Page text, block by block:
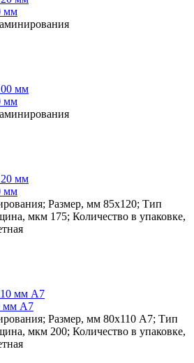
мм
мм
мм
Размер, мм 85х120; Тип
мкм 175; Количество в упаковке,
мм А7
Размер, мм 80х110 А7; Тип
мкм 200; Количество в упаковке,